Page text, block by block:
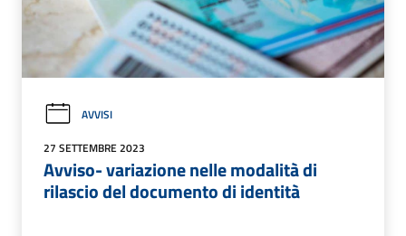
AVVISI
27 SETTEMBRE 2023
Avviso- variazione nelle modalità di
rilascio del documento di identità